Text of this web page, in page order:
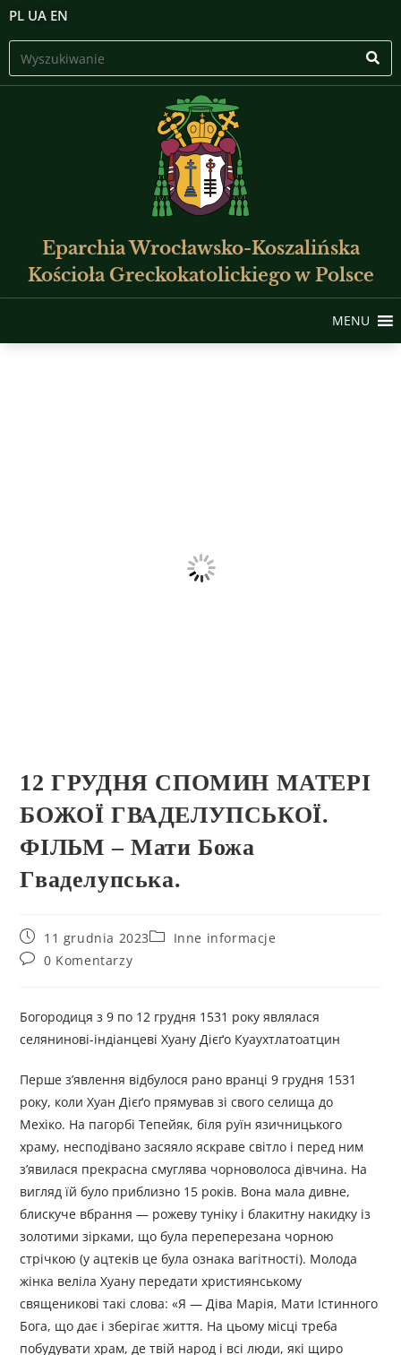
PL UA EN
Eparchia Wrocławsko-Koszalińska
Kościoła Greckokatolickiego w Polsce
MENU
12 ГРУДНЯ СПОМИН МАТЕРІ
БОЖОЇ ГВАДЕЛУПСЬКОЇ.
ФІЛЬМ – Мати Божа
Гваделупська.
11 grudnia 2023
Inne informacje
0 Komentarzy
Богородиця з 9 по 12 грудня 1531 року являлася
селянинові-індіанцеві Хуану Дієґо Куаухтлатоатцин
Перше з’явлення відбулося рано вранці 9 грудня 1531
року, коли Хуан Дієґо прямував зі свого селища до
Мехіко. На пагорбі Тепейяк, біля руїн язичницького
храму, несподівано засяяло яскраве світло і перед ним
з’явилася прекрасна смуглява чорноволоса дівчина. На
вигляд їй було приблизно 15 років. Вона мала дивне,
блискуче вбрання — рожеву туніку і блакитну накидку із
золотими зірками, що була переперезана чорною
стрічкою (у ацтеків це була ознака вагітності). Молода
жінка веліла Хуану передати християнському
священикові такі слова: «Я — Діва Марія, Мати Істинного
Бога, що дає і зберігає життя. На цьому місці треба
побудувати храм, де твій народ і всі люди, які щиро